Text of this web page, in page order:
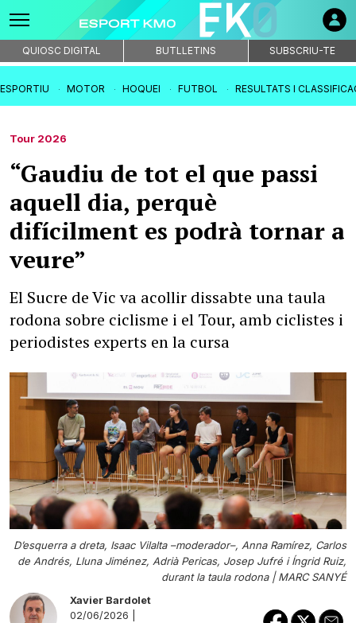
QUIOSC DIGITAL BUTLLETINS SUBSCRIU-TE
MOTOR HOQUEI FUTBOL RESULTATS I
Tour 2026
“Gaudiu de tot el que passi
aquell dia, perquè
difícilment es podrà tornar a
veure”
El Sucre de Vic va acollir dissabte una taula
rodona sobre ciclisme i el Tour, amb ciclistes i
periodistes experts en la cursa
D’esquerra a dreta, Isaac Vilalta –moderador–, Anna Ramírez, Carlos
de Andrés, Lluna Jiménez, Adrià Pericas, Josep Jufré i Íngrid Ruiz,
durant la taula rodona |MARC SANYÉ
Xavier Bardolet
02/06/2026 |